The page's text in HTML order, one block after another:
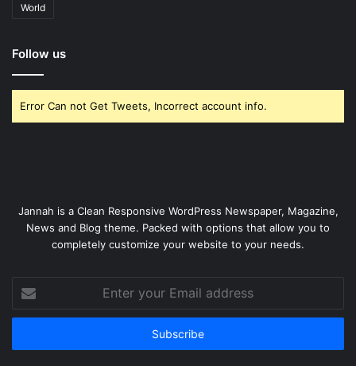
World
Follow us
Error Can not Get Tweets, Incorrect account info.
Jannah is a Clean Responsive WordPress Newspaper, Magazine,
News and Blog theme. Packed with options that allow you to
completely customize your website to your needs.
your
Email